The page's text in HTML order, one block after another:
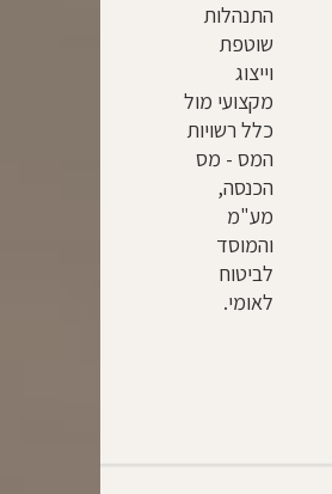
התנהלות
שוטפת
וייצוג
מקצועי מול
כלל רשויות
המס - מס
הכנסה,
מע"מ
והמוסד
לביטוח
לאומי.